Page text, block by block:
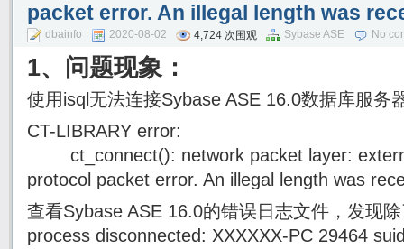
packet error. An illegal length was
dbainfo 2020-08-02 4,724 次围观 Sybase ASE No
1、问题现象：
使用isql无法连接Sybase ASE 16.0数据库服务
CT-LIBRARY error:
ct_connect(): network packet layer:
protocol packet error. An illegal length was
查看Sybase ASE 16.0的错误日志文件，发现
process disconnected: XXXXXX-PC 29464